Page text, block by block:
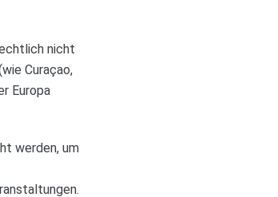
nicht
Curaçao,
Europa
werden, um